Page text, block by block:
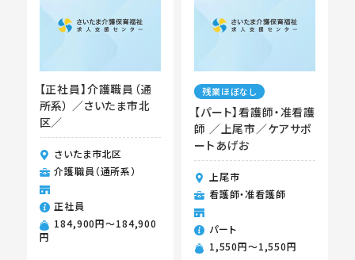
【正社員】介護職員（通
所系） ／さいたま市北
区／
さいたま市北区
介護職員（通所系）
正社員
184,900円〜184,900
円
残業ほぼなし
【パート】看護師・准看護
師 ／上尾市／ケアサポ
ートあげお
上尾市
看護師・准看護師
パート
1,550円〜1,550円